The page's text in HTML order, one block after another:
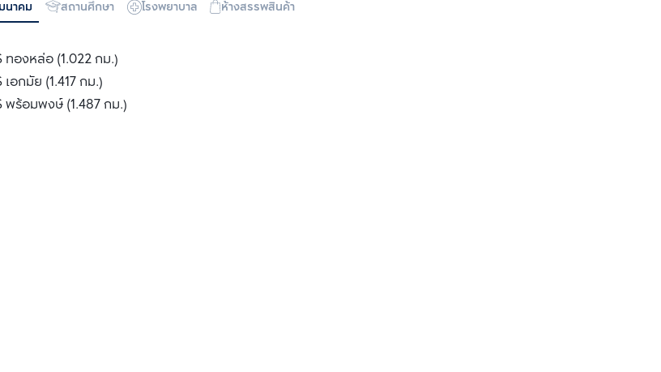
นาคม สถานศึกษา โรงพยาบาล ห้างสรรพสินค้า
ทองหล่อ (1.022 กม.)
เอกมัย (1.417 กม.)
พร้อมพงษ์ (1.487 กม.)